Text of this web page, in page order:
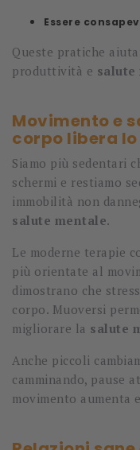
Essere
Queste pratiche
produttività e salute
Movimento e
corpo libera
Siamo più sedentari
schermi e restiamo
immobilità non
salute mentale.
Le moderne terapie
più orientate al
dimostrano che
corpo. Muoversi
migliorare la salute
Anche piccoli
camminando, pause
movimento aumenta